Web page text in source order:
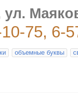
75, 6-
объемные буквы